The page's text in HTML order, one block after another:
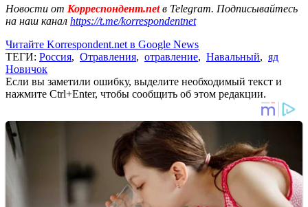
Новости от Корреспондент.netв Telegram. Подписывайтесь
на наш канал https://t.me/korrespondentnet
Читайте Korrespondent.net в Google News
ТЕГИ: Россия, Отравления, отравление, Навальный, яд
Новичок
Если вы заметили ошибку, выделите необходимый текст и
нажмите Ctrl+Enter, чтобы сообщить об этом редакции.